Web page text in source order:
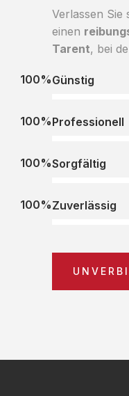
Verlassen
einen
Tarent, bei
Günstig
100%
Professionell
100%
Sorgfältig
100%
Zuverlässig
100%